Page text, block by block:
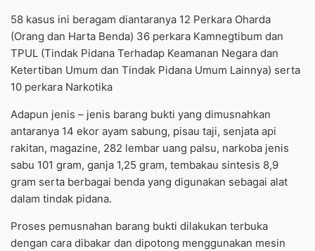
58 kasus ini beragam diantaranya 12 Perkara Oharda
(Orang dan Harta Benda) 36 perkara Kamnegtibum dan
TPUL (Tindak Pidana Terhadap Keamanan Negara dan
Ketertiban Umum dan Tindak Pidana Umum Lainnya) serta
10 perkara Narkotika
Adapun jenis – jenis barang bukti yang dimusnahkan
antaranya 14 ekor ayam sabung, pisau taji, senjata api
rakitan, magazine, 282 lembar uang palsu, narkoba jenis
sabu 101 gram, ganja 1,25 gram, tembakau sintesis 8,9
gram serta berbagai benda yang digunakan sebagai alat
dalam tindak pidana.
Proses pemusnahan barang bukti dilakukan terbuka
dengan cara dibakar dan dipotong menggunakan mesin